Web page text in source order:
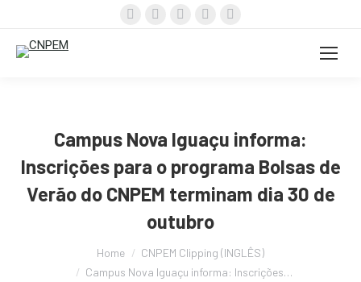
Facebook InstagramYouTube
Campus Nova Iguaçu informa:
Inscrições para o programa Bolsas de
Verão do CNPEM terminam dia 30 de
outubro
Home
CNPEM Clipping (INGLÊS)
Campus Nova Iguaçu informa: Inscrições…